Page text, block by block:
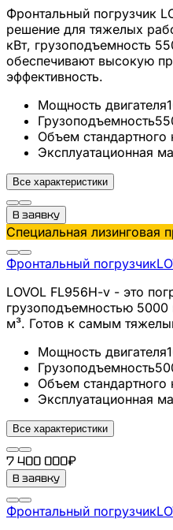
Фронтальный погрузчик
решение для тяжелых
кВт, грузоподъемность
обеспечивают высокую
эффективность.
Мощность двигателя
Грузоподъемность
Объем стандартного
Эксплуатационная
Все характеристики
В заявку
Специальная лизинговая
Фронтальный погрузчик
LOVOL FL956H-v - это
грузоподъемностью
м³. Готов к самым
Мощность двигателя
Грузоподъемность
Объем стандартного
Эксплуатационная
Все характеристики
7 400 000₽
В заявку
Фронтальный погрузчик